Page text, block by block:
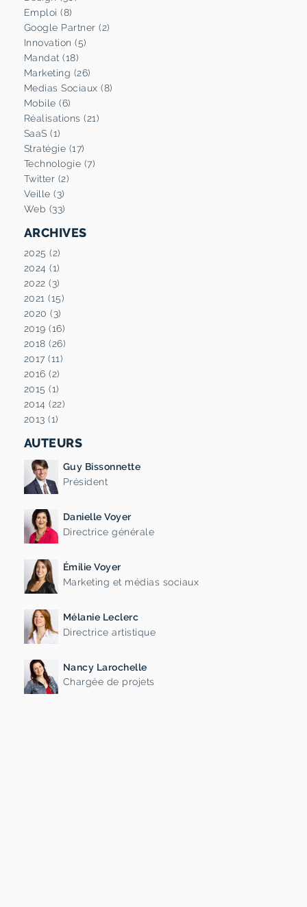
Emploi (8)
Google Partner (2)
Innovation (5)
Mandat (18)
Marketing (26)
Medias Sociaux (8)
Mobile (6)
Réalisations (21)
SaaS (1)
Stratégie (17)
Technologie (7)
Twitter (2)
Veille (3)
Web (33)
ARCHIVES
2025 (2)
2024 (1)
2022 (3)
2021 (15)
2020 (3)
2019 (16)
2018 (26)
2017 (11)
2016 (2)
2015 (1)
2014 (22)
2013 (1)
AUTEURS
Guy Bissonnette
Président
Danielle Voyer
Directrice générale
Émilie Voyer
Marketing et médias sociaux
Mélanie Leclerc
Directrice artistique
Nancy Larochelle
Chargée de projets